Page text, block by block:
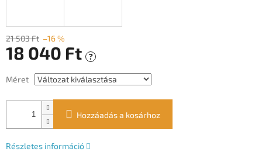
21 503 Ft –16 %
18 040 Ft ?
Egységár:
Méret
Hozzáadás a kosárhoz
Részletes információ